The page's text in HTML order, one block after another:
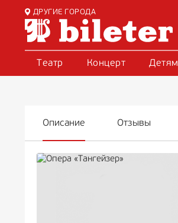
ДРУГИЕ ГОРОДА
Театр Концерт Детям
Описание Отзывы